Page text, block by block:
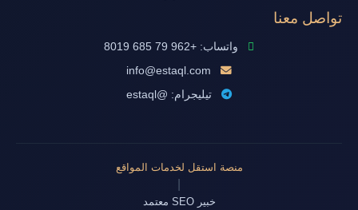
تواصل معنا
واتساب: +962 79 685 8019
info@estaql.com
تيليجرام: @estaql
منصة استقل لخدمات المواقع
خبير SEO معتمد